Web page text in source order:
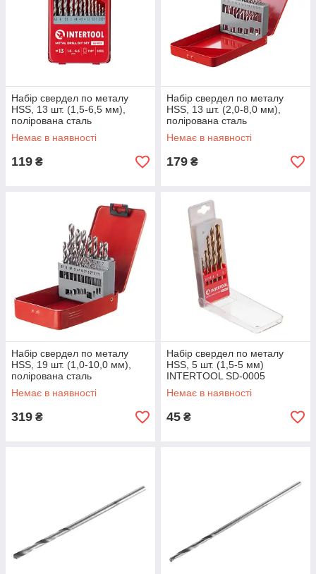
Набір свердел по металу
HSS, 13 шт. (1,5-6,5 мм),
полірована сталь
INTERTOOL SD-0113
Немає в наявності
119 ₴
Набір свердел по металу
HSS, 13 шт. (2,0-8,0 мм),
полірована сталь
INTERTOOL SD-0114
Немає в наявності
179 ₴
Набір свердел по металу
HSS, 19 шт. (1,0-10,0 мм),
полірована сталь
INTERTOOL SD-0119
Немає в наявності
319 ₴
Набір свердел по металу
HSS, 5 шт. (1,5-5 мм)
INTERTOOL SD-0005
Немає в наявності
45 ₴